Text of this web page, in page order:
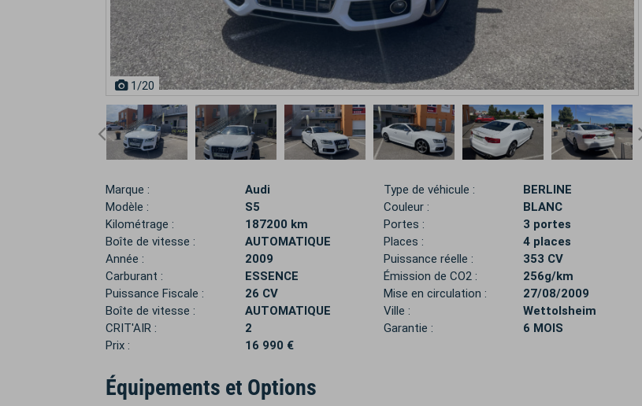
1/20
Marque :
Audi
Modèle :
S5
Kilométrage :
187200 km
Boîte de vitesse :
AUTOMATIQUE
Année :
2009
Carburant :
ESSENCE
Puissance Fiscale :
26 CV
Boîte de vitesse :
AUTOMATIQUE
CRIT'AIR :
2
Prix :
16 990 €
Type de véhicule :
BERLINE
Couleur :
BLANC
Portes :
3 portes
Places :
4 places
Puissance réelle :
353 CV
Émission de CO2 :
256g/km
Mise en circulation :
27/08/2009
Ville :
Wettolsheim
Garantie :
6 MOIS
Équipements et Options